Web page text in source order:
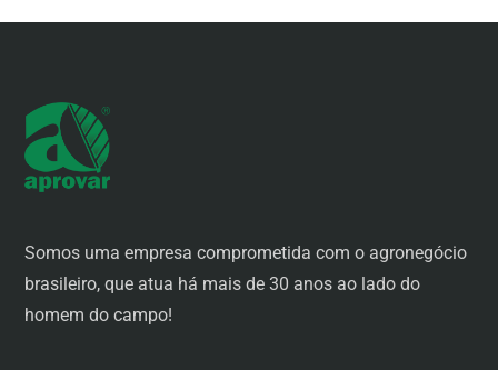
Somos uma empresa comprometida com o agronegócio
brasileiro, que atua há mais de 30 anos ao lado do
homem do campo!